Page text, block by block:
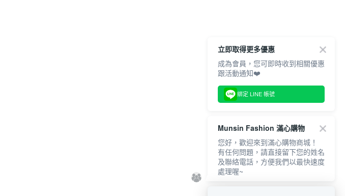
立即取得更多優惠
成為會員，您可即時收到相關優惠
跟活動通知❤️
綁定 LINE 帳號
Munsin Fashion 滿心購物
您好，歡迎來到滿心購物商城！
有任何問題，請直接留下您的姓名
及聯絡電話，方便我們以最快速度
處理喔~